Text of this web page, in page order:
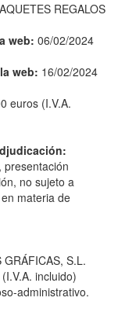
REGALOS
web: 06/02/2024
web: 16/02/2024
euros (I.V.A.
presentación
no sujeto a
materia de
S.L.
incluido)
administrativo.